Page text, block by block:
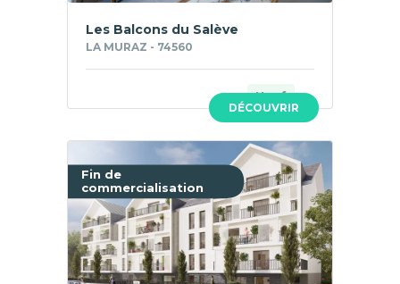
DÉCOUVRIR
Les Balcons du Salève
LA MURAZ - 74560
Neuf
Fin de
commercialisation